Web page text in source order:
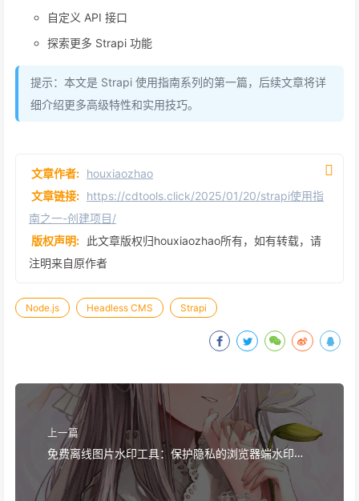
自定义 API 接口
探索更多 Strapi 功能
提示：本文是 Strapi 使用指南系列的第一篇，后续文章将详
细介绍更多高级特性和实用技巧。
文章作者: houxiaozhao
文章链接: https://cdtools.click/2025/01/20/strapi使用指
南之一-创建项目/
版权声明: 此文章版权归houxiaozhao所有，如有转载，请
注明来自原作者
Node.js Headless CMS Strapi
上一篇
免费离线图片水印工具：保护隐私的浏览器端水印解
决方案 | Free Offline Image Watermark Tool